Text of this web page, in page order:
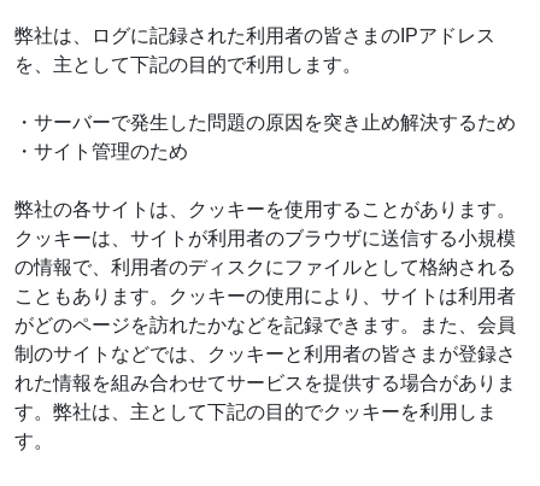
弊社は、ログに記録された利用者の皆さまのIPアドレス
を、主として下記の目的で利用します。
・サーバーで発生した問題の原因を突き止め解決するため
・サイト管理のため
弊社の各サイトは、クッキーを使用することがあります。
クッキーは、サイトが利用者のブラウザに送信する小規模
の情報で、利用者のディスクにファイルとして格納される
こともあります。クッキーの使用により、サイトは利用者
がどのページを訪れたかなどを記録できます。また、会員
制のサイトなどでは、クッキーと利用者の皆さまが登録さ
れた情報を組み合わせてサービスを提供する場合がありま
す。弊社は、主として下記の目的でクッキーを利用しま
す。